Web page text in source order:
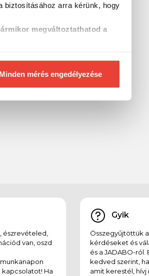
biztosításához arra kérünk, hogy
megváltoztathatod a
Minden mérés engedélyezése
észrevételed,
van, oszd
kapcsolatot! Ha
Gyik
Összegyűjtöttük
kérdéseket és
és a JADABO-
kedved szerint,
amit kerestél, hívj